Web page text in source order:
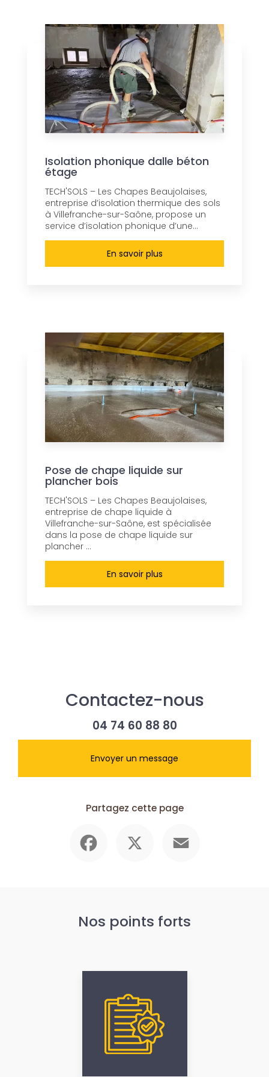
Isolation phonique dalle béton
étage
TECH'SOLS – Les Chapes Beaujolaises,
entreprise d’isolation thermique des sols
à Villefranche-sur-Saône, propose un
service d’isolation phonique d’une...
En savoir plus
Pose de chape liquide sur
plancher bois
TECH'SOLS – Les Chapes Beaujolaises,
entreprise de chape liquide à
Villefranche-sur-Saône, est spécialisée
dans la pose de chape liquide sur
plancher ...
En savoir plus
Contactez-nous
04 74 60 88 80
Envoyer un message
Partagez cette page
Nos points forts